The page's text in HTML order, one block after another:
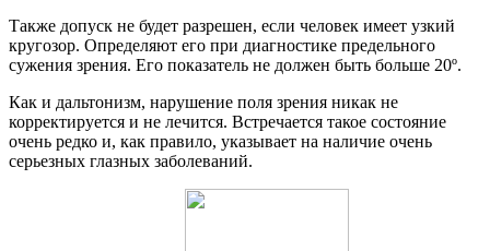
Также допуск не будет разрешен, если человек имеет узкий
кругозор. Определяют его при диагностике предельного
сужения зрения. Его показатель не должен быть больше 20º.
Как и дальтонизм, нарушение поля зрения никак не
корректируется и не лечится. Встречается такое состояние
очень редко и, как правило, указывает на наличие очень
серьезных глазных заболеваний.